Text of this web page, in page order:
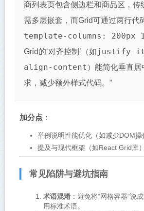
商列表页包含侧边栏和商品区，传
需多层嵌套，而Grid可通过两行代
template-columns: 200px
Grid的‘对齐控制’（如justify-
align-content ）能简化垂直居
求，减少额外样式代码。”
加分点 ：
举例说明性能优化（如减少DOM操
提及与现代框架（如React Grid库
常见陷阱与避坑指南
术语混淆 ：避免将“网格容器”说
用标准术语。